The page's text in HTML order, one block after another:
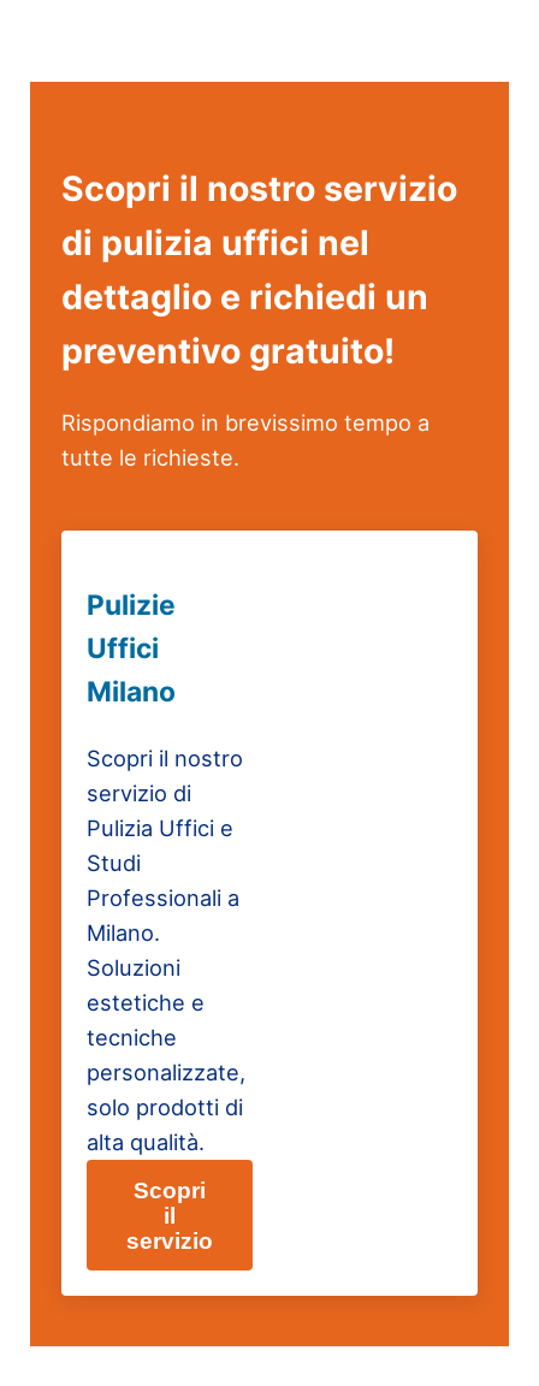
Scopri il nostro servizio
di pulizia uffici nel
dettaglio e richiedi un
preventivo gratuito!
Rispondiamo in brevissimo tempo a
tutte le richieste.
Pulizie
Uffici
Milano
Scopri il nostro
servizio di
Pulizia Uffici e
Studi
Professionali a
Milano.
Soluzioni
estetiche e
tecniche
personalizzate,
solo prodotti di
alta qualità.
Scopri
il
servizio
Pulizie Uffici Milano